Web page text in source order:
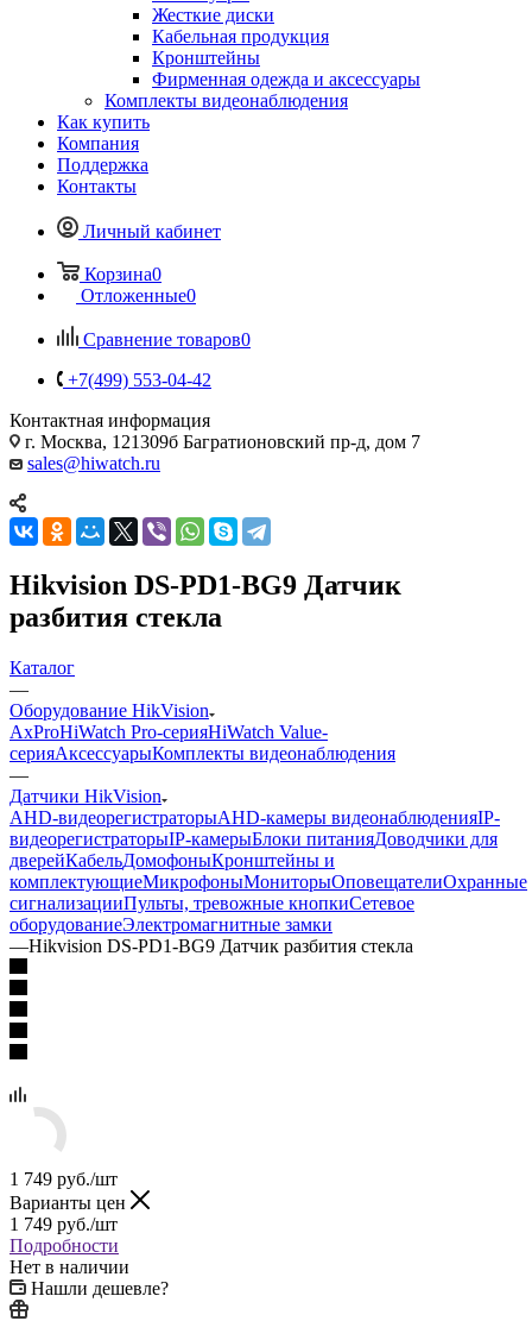
Жесткие диски
Кабельная продукция
Кронштейны
Фирменная одежда и аксессуары
Комплекты видеонаблюдения
Как купить
Компания
Поддержка
Контакты
Личный кабинет
Корзина0
Отложенные0
Сравнение товаров0
+7(499) 553-04-42
Контактная информация
г. Москва, 121309б Багратионовский пр-д, дом 7
sales@hiwatch.ru
Hikvision DS-PD1-BG9 Датчик
разбития стекла
Каталог
—
Оборудование HikVision
AxProHiWatch Pro-серияHiWatch Value-
серияАксессуарыКомплекты видеонаблюдения
—
Датчики HikVision
AHD-видеорегистраторыAHD-камеры видеонаблюденияIP-
видеорегистраторыIP-камерыБлоки питанияДоводчики для
дверейКабельДомофоныКронштейны и
комплектующиеМикрофоныМониторыОповещателиОхранные
сигнализацииПульты, тревожные кнопкиСетевое
оборудованиеЭлектромагнитные замки
—Hikvision DS-PD1-BG9 Датчик разбития стекла
1 749 руб./шт
Варианты цен
1 749 руб./шт
Подробности
Нет в наличии
Нашли дешевле?